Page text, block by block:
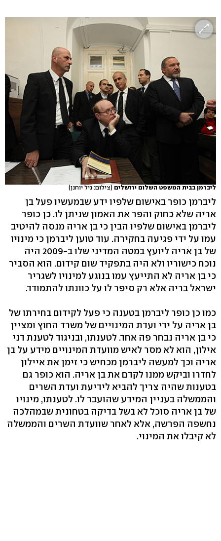
ליברמן בבית המשפט השלום ירושלים (צילום: גיל יוחנן)
ליברמן כופר באישום שלפיו ידע שבמעשיו פעל בן
אריה שלא כחוק והפר את האמון שניתן לו. כן כופר
ליברמן באישום שלפיו הבין כי בן אריה מנסה להיטיב
עמו על ידי פגיעה בחקירה. עוד טוען ליברמן כי מינויו
של בן אריה ליועץ במטה המדיני שלו ב-2009 היה
נוכח כישוריו ולא היה בתפקיד שום קידום. הוא הסביר
כי בן אריה לא התייעץ עמו בנוגע למינויו לשגריר
ישראל בריה אלא רק סיפר לו על כוונתו להתמודד.
כמו כן כופר ליברמן בטענה כי פעל לקידום בחירתו של
בן אריה על ידי ועדת המינויים של משרד החוץ ומציין
כי בן אריה נבחר פה אחד. לטענתו, ובניגוד לטענת דני
אילון, הוא לא מסר לאיש מוועדת המינויים מידע על בן
אריה וכך למעשה ליברמן מכחיש כי זימן את איילון
לחדרו וביקש ממנו לקדם את בן אריה. הוא כופר גם
בטענות שהיה צריך להביא לידיעת ועדת השרים
והממשלה בעניין המידע שהועבר לו. לטענתו, מינויו
של בן אריה סוכל לא בשל בדיקה בטחונית שבמהלכה
נחשפה הפרשה, אלא לאחר שוועדת השרים והממשלה
לא קיבלו את המינוי.